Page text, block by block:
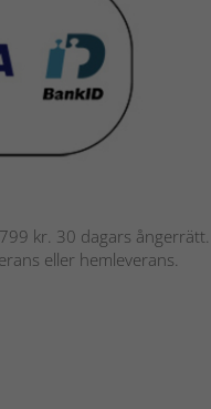
kr. 30 dagars ångerrätt.
eller hemleverans.